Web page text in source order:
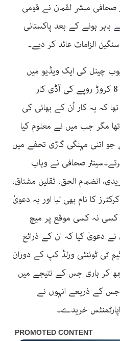
مبشر لقمان نے قومی
ہونے کے بعد پاکستانی
الزامات عائد کر دیے۔
چینل کی ایک ویڈیو میں
دعویٰ کیا ہے کہ بابر اعظم نے 8 کروڑ روپے کی آڈی کار
کہ یہ کار اُن کے بھائی کی
مگر جب میں نے معلوم کیا
جو اتنی مہنگی گاڑی تحفے میں
صحافی نے وہاب
انضمام الحق، ثقلین مشتاق،
کا نام بھی لیا اور یہ دعویٰ
کسی نہ کسی موقع پر میچ
دعویٰ کیا کہ ان کے ذرائع
ٹی ٹوئنٹی ورلڈ کپ کے دوران
کر ہاری جس کے نتیجے میں
جس کے ذریعے انہوں نے
خریدے۔